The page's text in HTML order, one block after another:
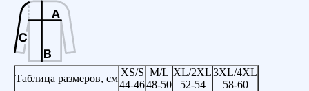
Таблица размеров, см
XS/S
44-46
M/L
48-50
XL/2XL
52-54
3XL/4XL
58-60